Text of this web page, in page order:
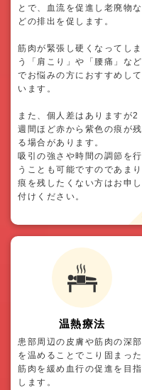
とで、血流を促進し老廃物な
どの排出を促します。
筋肉が緊張し硬くなってしま
う「肩こり」や「腰痛」など
でお悩みの方におすすめして
います。
また、個人差はありますが2
週間ほど赤から紫色の痕が残
る場合があります。
吸引の強さや時間の調節を行
うことも可能ですのであまり
痕を残したくない方はお申し
付けください。
温熱療法
患部周辺の皮膚や筋肉の深部
を温めることでこり固まった
筋肉を緩め血行の促進を目指
します。